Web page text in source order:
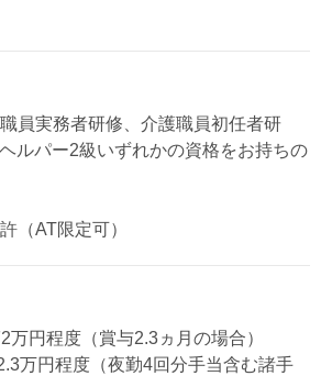
員実務者研修、介護職員初任者研
ルパー2級いずれかの資格をお持ちの
（AT限定可）
万円程度（賞与2.3ヵ月の場合）
万円程度（夜勤4回分手当含む諸手